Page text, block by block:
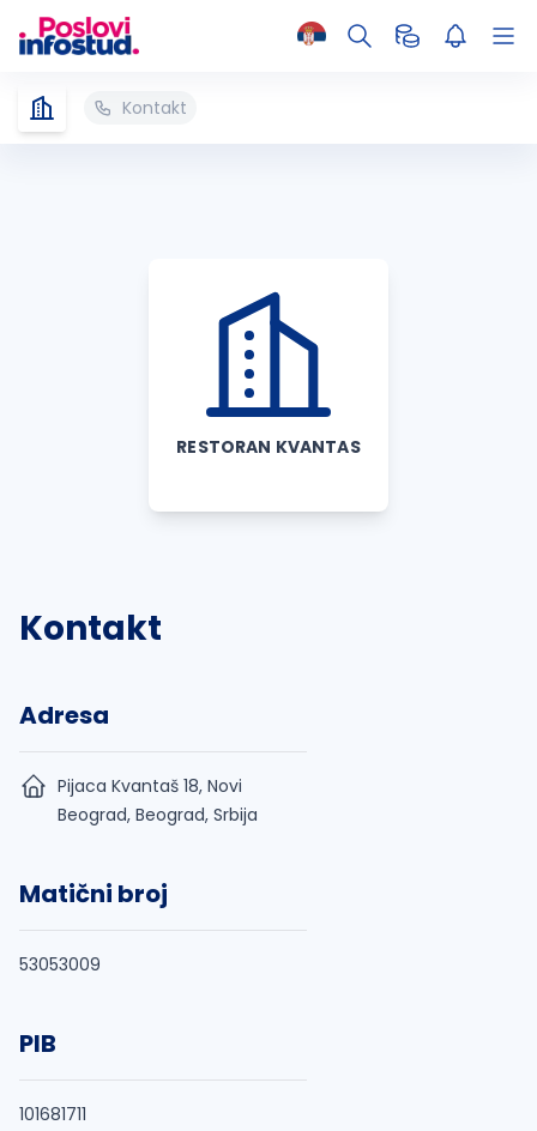
Kontakt
RESTORAN KVANTAS
Kontakt
Adresa
Pijaca Kvantaš 18, Novi
Beograd, Beograd, Srbija
Matični broj
53053009
PIB
101681711